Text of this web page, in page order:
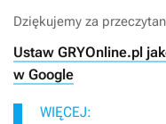
Dziękujemy za
Ustaw GRYOnline.pl
w Google
WIĘCEJ: